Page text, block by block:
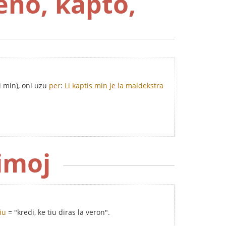
oni uzu per: Li kaptis min je la maldekstra
= "kredi, ke tiu diras la veron".